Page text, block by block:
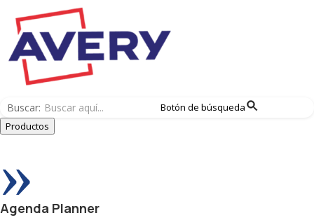
Buscar:
Botón de búsqueda
Productos
»
Agenda Planner